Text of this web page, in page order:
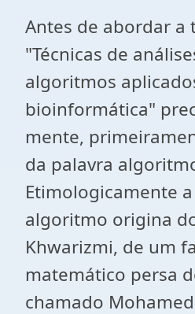
Antes de abordar a
"Técnicas de
algoritmos
bioinformática"
mente,
da palavra
Etimologicamente
algoritmo origina
Khwarizmi, de um
matemático persa
chamado